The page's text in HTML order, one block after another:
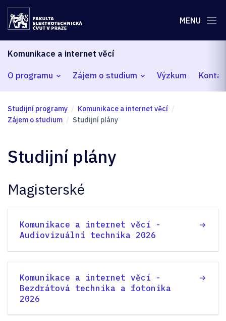
MENU
Komunikace a internet věcí
O programu Zájem o studium Výzkum
Studijní programy
Komunikace a internet věcí
Zájem o studium
Studijní plány
Studijní plány
Magisterské
Komunikace a internet věcí -
Audiovizuální technika 2026
Komunikace a internet věcí -
Bezdrátová technika a fotonika
2026